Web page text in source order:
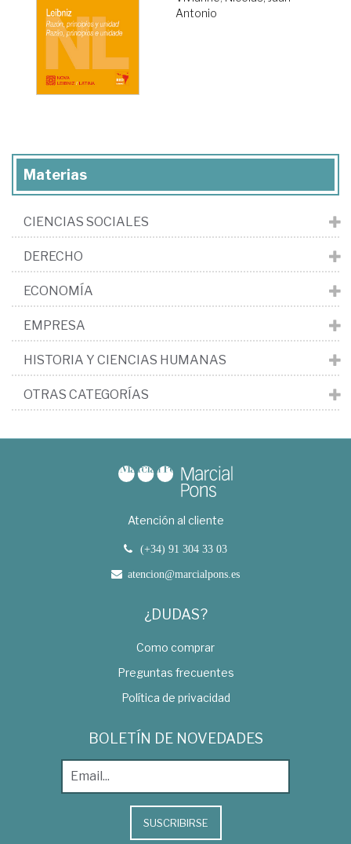
Antonio
Materias
CIENCIAS SOCIALES
DERECHO
ECONOMÍA
EMPRESA
HISTORIA Y CIENCIAS HUMANAS
OTRAS CATEGORÍAS
Atención al cliente
(+34) 91 304 33 03
atencion@marcialpons.es
¿DUDAS?
Como comprar
Preguntas frecuentes
Política de privacidad
BOLETÍN DE NOVEDADES
SUSCRIBIRSE